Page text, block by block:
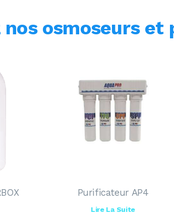
nos osmoseurs et
Purificateur AP4
Lire La Suite